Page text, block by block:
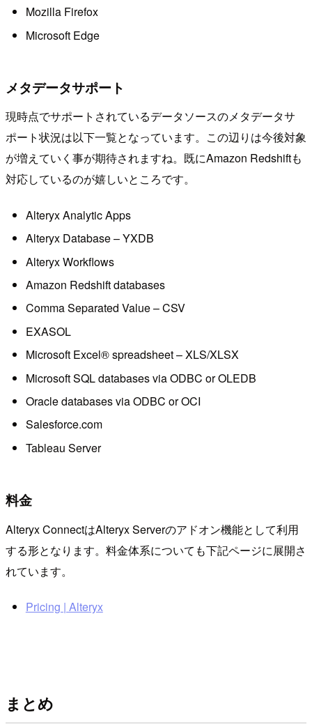
Mozilla Firefox
Microsoft Edge
メタデータサポート
現時点でサポートされているデータソースのメタデータサ
ポート状況は以下一覧となっています。この辺りは今後対象
が増えていく事が期待されますね。既にAmazon Redshiftも
対応しているのが嬉しいところです。
Alteryx Analytic Apps
Alteryx Database – YXDB
Alteryx Workflows
Amazon Redshift databases
Comma Separated Value – CSV
EXASOL
Microsoft Excel® spreadsheet – XLS/XLSX
Microsoft SQL databases via ODBC or OLEDB
Oracle databases via ODBC or OCI
Salesforce.com
Tableau Server
料金
Alteryx ConnectはAlteryx Serverのアドオン機能として利用
する形となります。料金体系についても下記ページに展開さ
れています。
Pricing | Alteryx
まとめ